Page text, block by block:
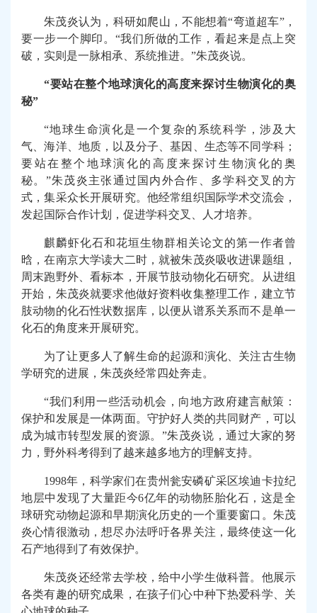
朱茂炎认为，科研如爬山，不能想着“弯道超车”，
要一步一个脚印。“我们所做的工作，看起来是点上突
破，实则是一脉相承、系统推进。”朱茂炎说。
“要站在整个地球演化的高度来探讨生物演化的奥
秘”
“地球生命演化是一个复杂的系统科学，涉及大
气、海洋、地质，以及分子、基因、生态等不同学科；
要站在整个地球演化的高度来探讨生物演化的奥
秘。”朱茂炎主张通过国内外合作、多学科交叉的方
式，集采众长开展研究。他经常组织国际学术交流会，
发起国际合作计划，促进学科交叉、人才培养。
麒麟虾化石和花垣生物群相关论文的第一作者曾
晗，在南京大学读大二时，就被朱茂炎吸收进课题组，
周末跑野外、看标本，开展节肢动物化石研究。从进组
开始，朱茂炎就要求他做好资料收集整理工作，建立节
肢动物的化石性状数据库，以便从谱系关系而不是单一
化石的角度来开展研究。
为了让更多人了解生命的起源和演化、关注古生物
学研究的进展，朱茂炎经常四处奔走。
“我们利用一些活动机会，向地方政府建言献策：
保护和发展是一体两面。守护好人类的共同财产，可以
成为城市转型发展的资源。”朱茂炎说，通过大家的努
力，野外科考得到了越来越多地方的理解支持。
1998年，科学家们在贵州瓮安磷矿采区埃迪卡拉纪
地层中发现了大量距今6亿年的动物胚胎化石，这是全
球研究动物起源和早期演化历史的一个重要窗口。朱茂
炎心情很激动，想尽办法呼吁各界关注，最终使这一化
石产地得到了有效保护。
朱茂炎还经常去学校，给中小学生做科普。他展示
各类有趣的研究成果，在孩子们心中种下热爱科学、关